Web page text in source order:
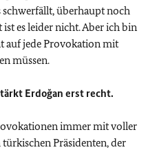
schwerfällt, überhaupt noch
es leider nicht. Aber ich bin
auf jede Provokation mit
müssen.
Erdoğan erst recht.
immer mit voller
Präsidenten, der